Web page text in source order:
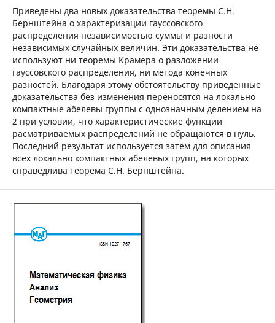
Приведены два новых доказательства теоремы С.Н.
Бернштейна о характеризации гауссовского
распределения независимостью суммы и разности
независимых случайных величин. Эти доказательства не
используют ни теоремы Крамера о разложении
гауссовского распределения, ни метода конечных
разностей. Благодаря этому обстоятельству приведенные
доказательства без изменения переносятся на локально
компактные абелевы группы с однозначным делением на
2 при условии, что характеристические функции
расматриваемых распределений не обращаются в нуль.
Последний результат используется затем для описания
всех локально компактных абелевых групп, на которых
справедлива теорема С.Н. Бернштейна.